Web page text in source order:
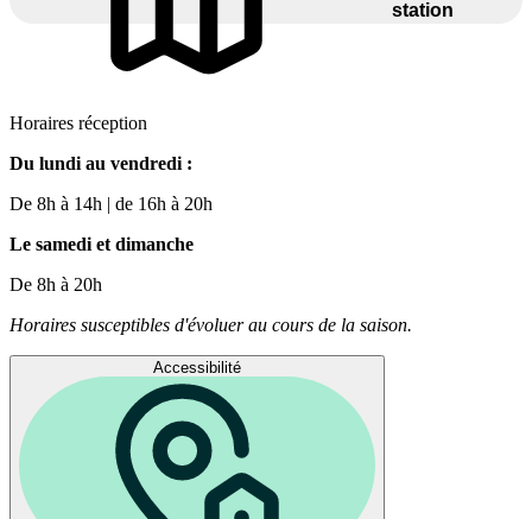
station
Horaires réception
Du lundi au vendredi :
De 8h à 14h | de 16h à 20h
Le samedi et dimanche
De 8h à 20h
Horaires susceptibles d'évoluer au cours de la saison.
Accessibilité